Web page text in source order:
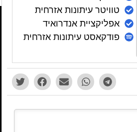
טוויטר עיתונות אזרחית
אפליקציית אנדרואיד
פודקאסט עיתונות אזרחית